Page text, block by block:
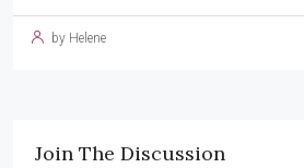
by Helene
Join The Discussion